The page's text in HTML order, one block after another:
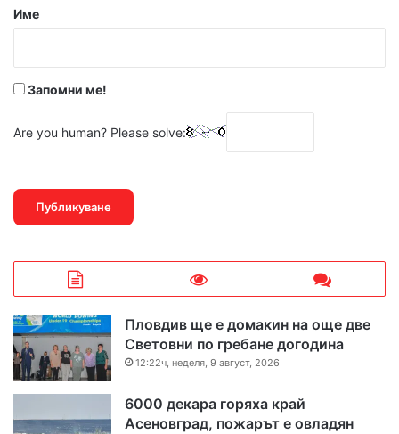
р
Име
Запомни ме!
Are you human? Please solve:
Пловдив ще е домакин на още две
Световни по гребане догодина
12:22ч, неделя, 9 август, 2026
6000 декара горяха край
Асеновград, пожарът е овладян